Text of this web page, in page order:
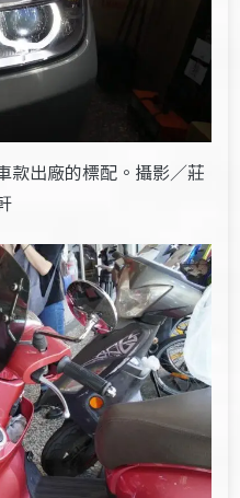
款出廠的標配。攝影／莊